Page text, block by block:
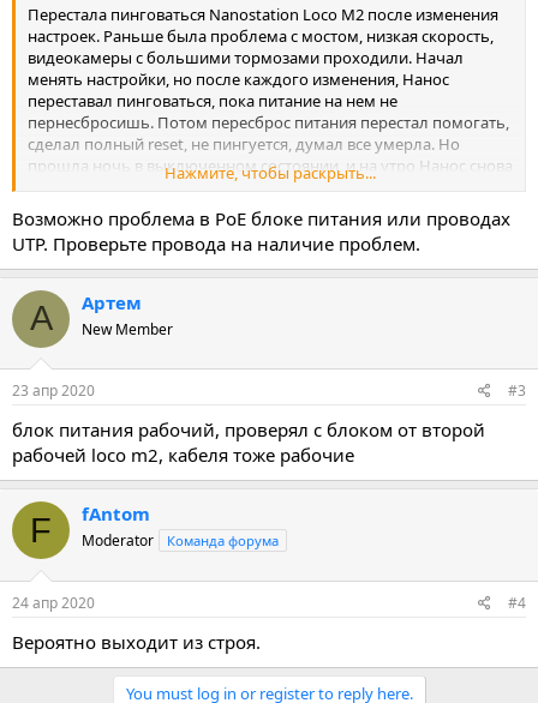
Перестала пинговаться Nanostation Loco M2 после изменения
настроек. Раньше была проблема с мостом, низкая скорость,
видеокамеры с большими тормозами проходили. Начал
менять настройки, но после каждого изменения, Нанос
переставал пинговаться, пока питание на нем не
пернесбросишь. Потом пересброс питания перестал помогать,
сделал полный reset, не пингуется, думал все умерла. Но
прошла ночь в выключенном состоянии, и на утро Нанос снова
начал пинговаться. Снова залез в настройки, меняю ip со
стандартного, сохраняю изменения, и все, опять не заходит,
полежит 15-20 минут выключенная и снова пускает в web
интерфейс. Обновил прошивку через web интерфейс, снова не
заходит, уже несколько часов прошло не пускает, в чем может
быть проблема?
Нажмите, чтобы раскрыть...
Возможно проблема в PoE блоке питания или проводах
UTP. Проверьте провода на наличие проблем.
А Артем
New Member
23 апр 2020 #3
блок питания рабочий, проверял с блоком от второй
рабочей loco m2, кабеля тоже рабочие
F fAntom
Moderator Команда форума
24 апр 2020 #4
Вероятно выходит из строя.
You must log in or register to reply here.